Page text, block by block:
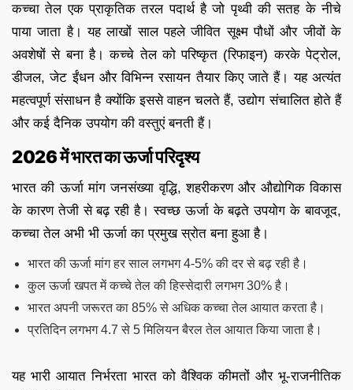
कच्चा तेल एक प्राकृतिक तरल पदार्थ है जो पृथ्वी की सतह के नीचे
पाया जाता है। यह लाखों साल पहले जीवित सूक्ष्म पौधों और जीवों के
अवशेषों से बना है। कच्चे तेल को परिष्कृत (रिफाइन) करके पेट्रोल,
डीजल, जेट ईंधन और विभिन्न रसायन तैयार किए जाते हैं। यह अत्यंत
महत्वपूर्ण संसाधन है क्योंकि इससे वाहन चलते हैं, उद्योग संचालित होते हैं
और कई दैनिक उपयोग की वस्तुएं बनती हैं।
2026 में भारत का ऊर्जा परिदृश्य
भारत की ऊर्जा मांग जनसंख्या वृद्धि, शहरीकरण और औद्योगिक विकास
के कारण तेजी से बढ़ रही है। स्वच्छ ऊर्जा के बढ़ते उपयोग के बावजूद,
कच्चा तेल अभी भी ऊर्जा का प्रमुख स्रोत बना हुआ है।
भारत की ऊर्जा मांग हर साल लगभग 4-5% की दर से बढ़ रही है।
कुल ऊर्जा खपत में कच्चे तेल की हिस्सेदारी लगभग 30% है।
भारत अपनी जरूरत का 85% से अधिक कच्चा तेल आयात करता है।
प्रतिदिन लगभग 4.7 से 5 मिलियन बैरल तेल आयात किया जाता है।
यह भारी आयात निर्भरता भारत को वैश्विक कीमतों और भू-राजनीतिक